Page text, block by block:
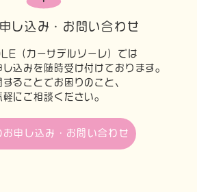
し込み・お問い合わせ
（カーサデルソーレ）では
込みを随時受け付けております。
ることでお困りのこと、
にご相談ください。
お申し込み・お問い合わせ